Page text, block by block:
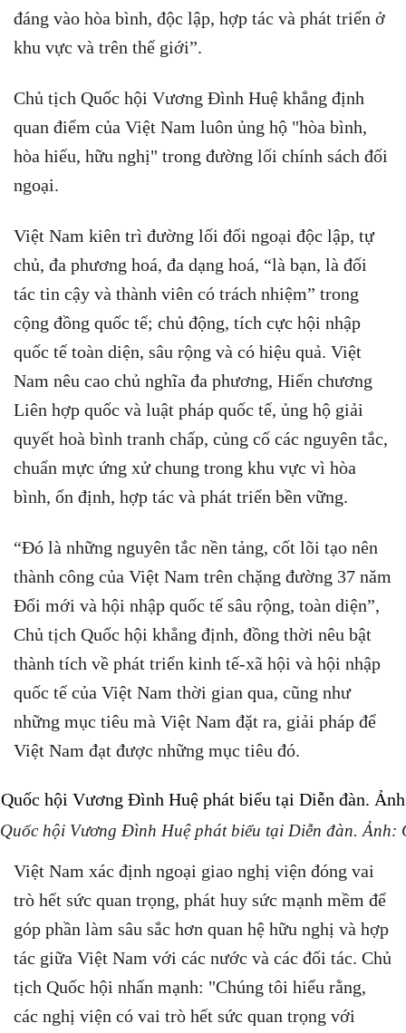
đáng vào hòa bình, độc lập, hợp tác và phát triển ở
khu vực và trên thế giới”.
Chủ tịch Quốc hội Vương Đình Huệ khẳng định
quan điểm của Việt Nam luôn ủng hộ "hòa bình,
hòa hiếu, hữu nghị" trong đường lối chính sách đối
ngoại.
Việt Nam kiên trì đường lối đối ngoại độc lập, tự
chủ, đa phương hoá, đa dạng hoá, “là bạn, là đối
tác tin cậy và thành viên có trách nhiệm” trong
cộng đồng quốc tế; chủ động, tích cực hội nhập
quốc tế toàn diện, sâu rộng và có hiệu quả. Việt
Nam nêu cao chủ nghĩa đa phương, Hiến chương
Liên hợp quốc và luật pháp quốc tế, ủng hộ giải
quyết hoà bình tranh chấp, củng cố các nguyên tắc,
chuẩn mực ứng xử chung trong khu vực vì hòa
bình, ổn định, hợp tác và phát triển bền vững.
“Đó là những nguyên tắc nền tảng, cốt lõi tạo nên
thành công của Việt Nam trên chặng đường 37 năm
Đổi mới và hội nhập quốc tế sâu rộng, toàn diện”,
Chủ tịch Quốc hội khẳng định, đồng thời nêu bật
thành tích về phát triển kinh tế-xã hội và hội nhập
quốc tế của Việt Nam thời gian qua, cũng như
những mục tiêu mà Việt Nam đặt ra, giải pháp để
Việt Nam đạt được những mục tiêu đó.
hội Vương Đình Huệ phát biểu tại Diễn đàn. Ảnh:
Việt Nam xác định ngoại giao nghị viện đóng vai
trò hết sức quan trọng, phát huy sức mạnh mềm để
góp phần làm sâu sắc hơn quan hệ hữu nghị và hợp
tác giữa Việt Nam với các nước và các đối tác. Chủ
tịch Quốc hội nhấn mạnh: "Chúng tôi hiểu rằng,
các nghị viện có vai trò hết sức quan trọng với